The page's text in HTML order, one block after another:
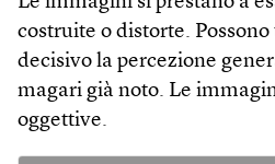
costruite o distorte.
decisivo la percezione
magari già noto. Le
oggettive.